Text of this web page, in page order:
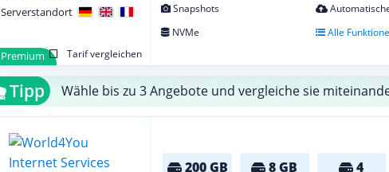
Snapshots
NVMe
Alle
Premium
Tarif vergleichen
Serverstandort
Tipp Wähle bis zu 3 Angebote und vergleiche sie
200 GB 8 GB 4